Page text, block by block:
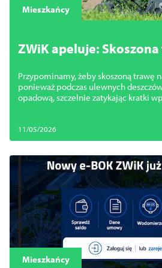
Mieszkańcy
ZWiK apeluje:
Przypominamy, żeby skoszoną trawę
ponieważ podczas ulewnych
opadową, szczelnie zatykając kratki
11/05/2026
Mieszkańcy